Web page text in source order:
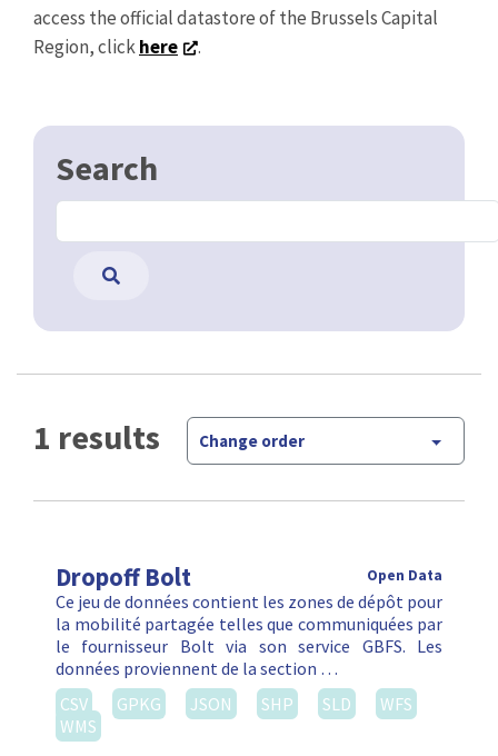
access the official datastore of the Brussels Capital
Region, clickhere .
Search
1 results Change order
Dropoff Bolt Open Data
Ce jeu de données contient les zones de dépôt pour
la mobilité partagée telles que communiquées par
le fournisseur Bolt via son service GBFS. Les
données proviennent de la section …
CSV
GPKG JSON SHP SLD
WFS
WMS